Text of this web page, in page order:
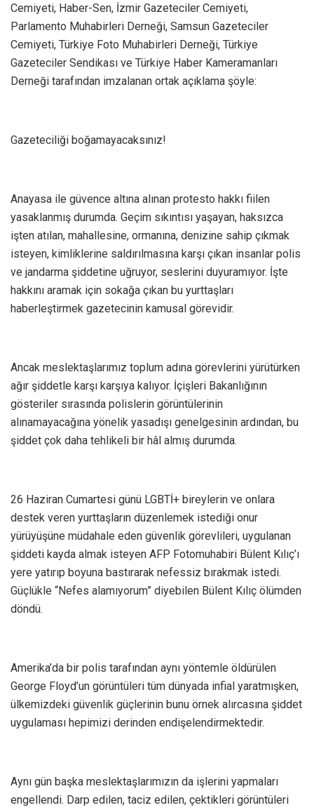
Cemiyeti, Haber-Sen, İzmir Gazeteciler Cemiyeti,
Parlamento Muhabirleri Derneği, Samsun Gazeteciler
Cemiyeti, Türkiye Foto Muhabirleri Derneği, Türkiye
Gazeteciler Sendikası ve Türkiye Haber Kameramanları
Derneği tarafından imzalanan ortak açıklama şöyle:
Gazeteciliği boğamayacaksınız!
Anayasa ile güvence altına alınan protesto hakkı fiilen
yasaklanmış durumda. Geçim sıkıntısı yaşayan, haksızca
işten atılan, mahallesine, ormanına, denizine sahip çıkmak
isteyen, kimliklerine saldırılmasına karşı çıkan insanlar polis
ve jandarma şiddetine uğruyor, seslerini duyuramıyor. İşte
hakkını aramak için sokağa çıkan bu yurttaşları
haberleştirmek gazetecinin kamusal görevidir.
Ancak meslektaşlarımız toplum adına görevlerini yürütürken
ağır şiddetle karşı karşıya kalıyor. İçişleri Bakanlığının
gösteriler sırasında polislerin görüntülerinin
alınamayacağına yönelik yasadışı genelgesinin ardından, bu
şiddet çok daha tehlikeli bir hâl almış durumda.
26 Haziran Cumartesi günü LGBTİ+ bireylerin ve onlara
destek veren yurttaşların düzenlemek istediği onur
yürüyüşüne müdahale eden güvenlik görevlileri, uygulanan
şiddeti kayda almak isteyen AFP Fotomuhabiri Bülent Kılıç’ı
yere yatırıp boyuna bastırarak nefessiz bırakmak istedi.
Güçlükle “Nefes alamıyorum” diyebilen Bülent Kılıç ölümden
döndü.
Amerika’da bir polis tarafından aynı yöntemle öldürülen
George Floyd’un görüntüleri tüm dünyada infial yaratmışken,
ülkemizdeki güvenlik güçlerinin bunu örnek alırcasına şiddet
uygulaması hepimizi derinden endişelendirmektedir.
Aynı gün başka meslektaşlarımızın da işlerini yapmaları
engellendi. Darp edilen, taciz edilen, çektikleri görüntüleri